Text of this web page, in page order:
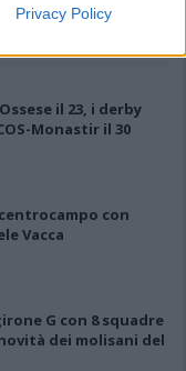
Privacy Policy
il 23, i derby
Monastir il 30
con
Vacca
G con 8 squadre
dei molisani del